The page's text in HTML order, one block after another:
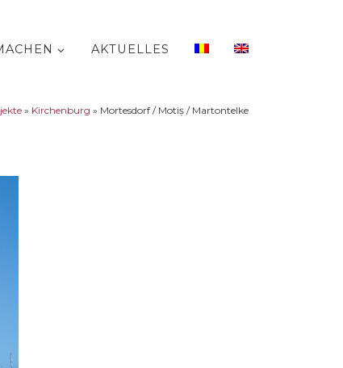
AKTUELLES
» Kirchenburg » Mortesdorf / Motiș / Martontelke